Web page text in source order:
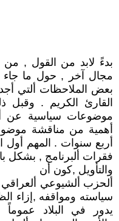
بدءً لابد من القول ,
مجال آخر , حول ما
بعض الملاحظات ألتي
القارئ الكريم . وقبل
موضوعات سياسية عن
أهمية من مناقشة
أربع سنوات . المهم
فقرات ألبرنامج , بشكل
والتأويل ,كون أن
ألحزب ألشيوعي
سياسته ومواقفه ,إزاء
يدور في البلاد